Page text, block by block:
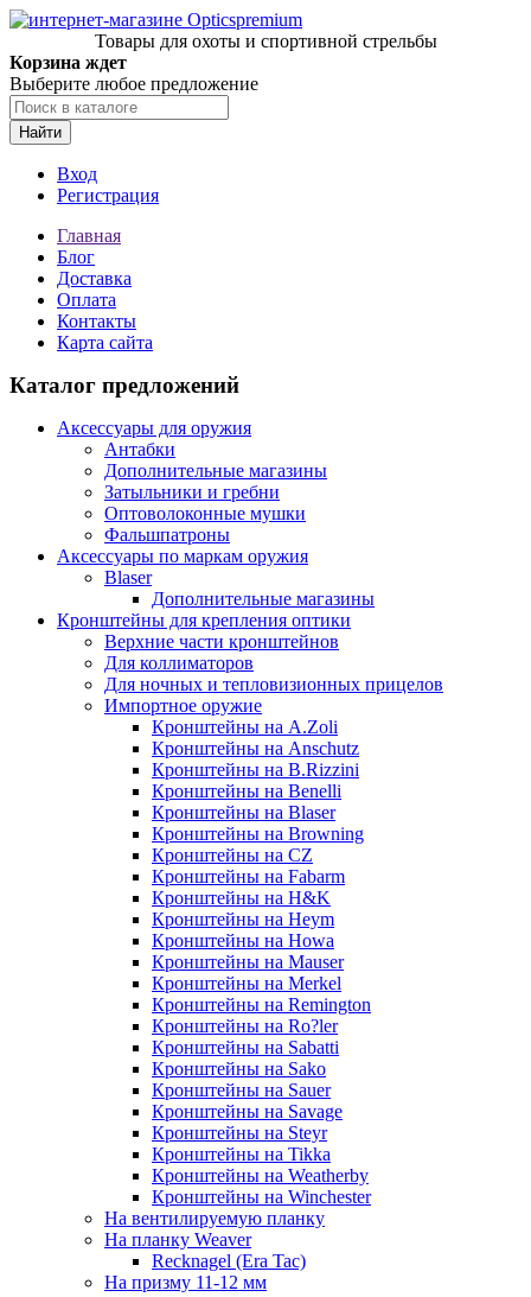
Товары для охоты и спортивной стрельбы
Корзина ждет
Выберите любое предложение
Найти
Вход
Регистрация
Главная
Блог
Доставка
Оплата
Контакты
Карта сайта
Каталог предложений
Аксессуары для оружия
Антабки
Дополнительные магазины
Затыльники и гребни
Оптоволоконные мушки
Фальшпатроны
Аксессуары по маркам оружия
Blaser
Дополнительные магазины
Кронштейны для крепления оптики
Верхние части кронштейнов
Для коллиматоров
Для ночных и тепловизионных прицелов
Импортное оружие
Кронштейны на A.Zoli
Кронштейны на Anschutz
Кронштейны на B.Rizzini
Кронштейны на Benelli
Кронштейны на Blaser
Кронштейны на Browning
Кронштейны на CZ
Кронштейны на Fabarm
Кронштейны на H&K
Кронштейны на Heym
Кронштейны на Howa
Кронштейны на Mauser
Кронштейны на Merkel
Кронштейны на Remington
Кронштейны на Ro?ler
Кронштейны на Sabatti
Кронштейны на Sako
Кронштейны на Sauer
Кронштейны на Savage
Кронштейны на Steyr
Кронштейны на Tikka
Кронштейны на Weatherby
Кронштейны на Winchester
На вентилируемую планку
На планку Weaver
Recknagel (Era Tac)
На призму 11-12 мм